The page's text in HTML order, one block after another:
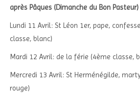
après Pâques (Dimanche du Bon
Lundi 11 Avril: St Léon 1er, pape,
classe, blanc)
Mardi 12 Avril: de la férie (4ème classe,
Mercredi 13 Avril: St Herménégilde,
rouge)